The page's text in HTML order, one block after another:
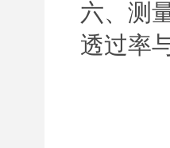
六、测
透过率